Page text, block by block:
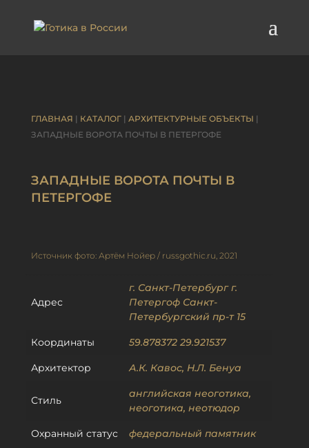
ГЛАВНАЯ | КАТАЛОГ| АРХИТЕКТУРНЫЕ ОБЪЕКТЫ |
ЗАПАДНЫЕ ВОРОТА ПОЧТЫ В ПЕТЕРГОФЕ
ЗАПАДНЫЕ ВОРОТА ПОЧТЫ В
ПЕТЕРГОФЕ
Источник фото: Артём Нойер / russgothic.ru, 2021
Адрес
г. Санкт-Петербург г.
Петергоф Санкт-
Петербургский пр-т 15
Координаты 59.878372 29.921537
Архитектор А.К. Кавос, Н.Л. Бенуа
Стиль
английская неоготика,
неоготика, неотюдор
Охранный статус федеральный памятник